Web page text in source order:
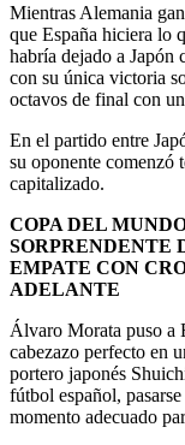
Mientras Alemania
que España hiciera lo
habría dejado a Japón
con su única victoria
octavos de final con
En el partido entre
su oponente comenzó
capitalizado.
COPA DEL
SORPRENDENTE
EMPATE CON
ADELANTE
Álvaro Morata puso a
cabezazo perfecto en
portero japonés
fútbol español,
momento adecuado